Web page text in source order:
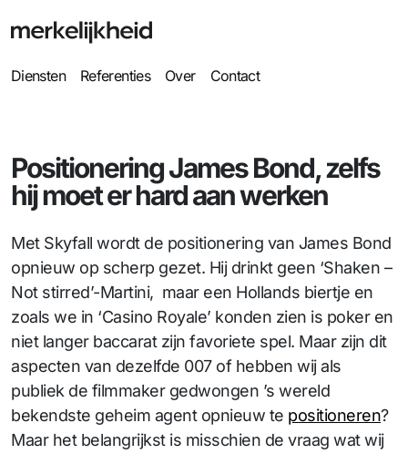
Diensten Referenties Over Contact
Positionering James Bond, zelfs
hij moet er hard aan werken
Met Skyfall wordt de positionering van James Bond
opnieuw op scherp gezet. Hij drinkt geen ‘Shaken –
Not stirred’-Martini, maar een Hollands biertje en
zoals we in ‘Casino Royale’ konden zien is poker en
niet langer baccarat zijn favoriete spel. Maar zijn dit
aspecten van dezelfde 007 of hebben wij als
publiek de filmmaker gedwongen ’s wereld
bekendste geheim agent opnieuw te positioneren?
Maar het belangrijkst is misschien de vraag wat wij